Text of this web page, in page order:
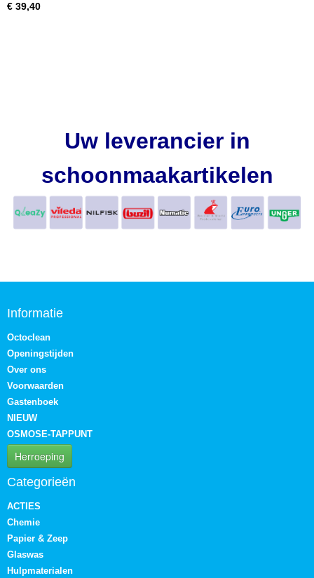
€ 39,40
Uw leverancier in
schoonmaakartikelen
Informatie
Octoclean
Openingstijden
Over ons
Voorwaarden
Gastenboek
NIEUW
OSMOSE-TAPPUNT
Herroeping
Categorieën
ACTIES
Chemie
Papier & Zeep
Glaswas
Hulpmaterialen